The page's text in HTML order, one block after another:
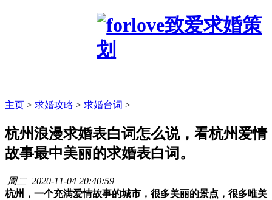
主页 > 求婚攻略 > 求婚台词 >
杭州浪漫求婚表白词怎么说，看杭州爱情
故事最中美丽的求婚表白词。
周二 2020-11-04 20:40:59
杭州，一个充满爱情故事的城市，很多美丽的景点，很多唯美